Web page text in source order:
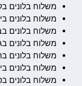
משלוח בלונים
משלוח בלונים
משלוח בלונים
משלוח בלונים
משלוח בלונים
משלוח בלונים
משלוח בלונים